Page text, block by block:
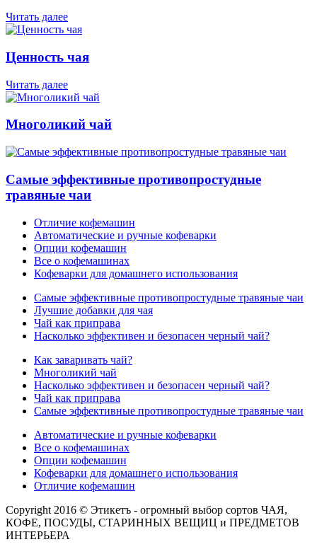
Читать далее
Ценность чая
Читать далее
Многоликий чай
Самые эффективные противопростудные
травяные чаи
Отличие кофемашин
Автоматические и ручные кофеварки
Опции кофемашин
Все о кофемашинах
Кофеварки для домашнего использования
Самые эффективные противопростудные травяные чаи
Лучшие добавки для чая
Чай как приправа
Насколько эффективен и безопасен черный чай?
Как заваривать чай?
Многоликий чай
Насколько эффективен и безопасен черный чай?
Чай как приправа
Самые эффективные противопростудные травяные чаи
Автоматические и ручные кофеварки
Все о кофемашинах
Опции кофемашин
Кофеварки для домашнего использования
Отличие кофемашин
Copyright 2016 © Этикетъ - огромный выбор сортов ЧАЯ,
КОФЕ, ПОСУДЫ, СТАРИННЫХ ВЕЩИЦ и ПРЕДМЕТОВ
ИНТЕРЬЕРА